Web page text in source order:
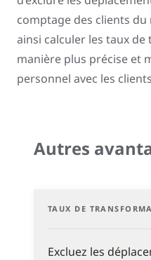
comptage des clients du
ainsi calculer les taux
manière plus précise et
personnel avec les
Autres
TAUX DE
Excluez les